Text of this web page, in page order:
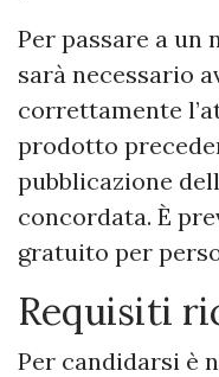
Per passare a un
sarà necessario
correttamente
prodotto
pubblicazione
concordata. È
gratuito per
Requisiti
Per candidarsi è